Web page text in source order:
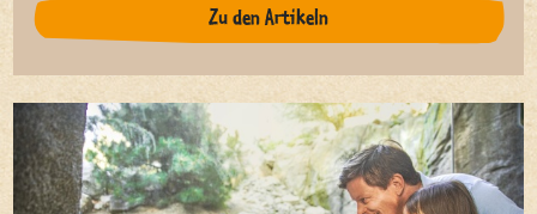
Zu den Artikeln